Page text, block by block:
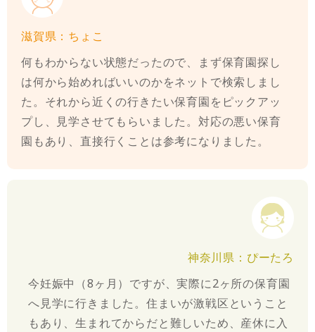
滋賀県：ちょこ
何もわからない状態だったので、まず保育園探し
は何から始めればいいのかをネットで検索しまし
た。それから近くの行きたい保育園をピックアッ
プし、見学させてもらいました。対応の悪い保育
園もあり、直接行くことは参考になりました。
神奈川県：ぴーたろ
今妊娠中（8ヶ月）ですが、実際に2ヶ所の保育園
へ見学に行きました。住まいが激戦区ということ
もあり、生まれてからだと難しいため、産休に入